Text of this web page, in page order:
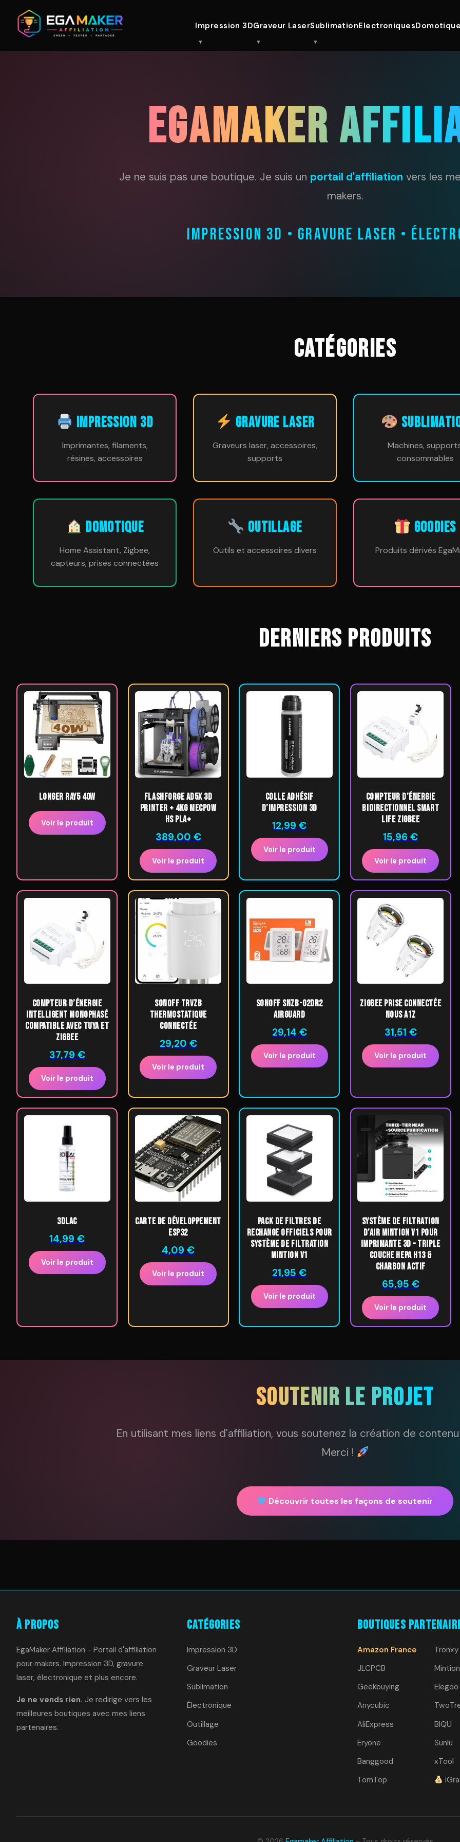
Impression 3DGraveur LaserSublimationElectroniques
EGAMAKER
Je ne suis pas une boutique. Je suis un portail d'affiliation vers les
makers.
IMPRESSION 3D • GRAVURE LASER •
CATÉGORIES
IMPRESSION 3D
Imprimantes, filaments,
résines, accessoires
GRAVURE LASER
Graveurs laser, accessoires,
supports
Machines,
consommables
DOMOTIQUE
Home Assistant, Zigbee,
capteurs, prises connectées
OUTILLAGE
Outils et accessoires divers
GOODIES
Produits dérivés
DERNIERS PRODUITS
LONGER Ray5 40W
Voir le produit
Flashforge AD5X 3D
Printer + 4kg Mecpow
HS PLA+
389,00 €
Voir le produit
Colle adhésif
d’impression 3D
12,99€
Voir le produit
Compteur d’énergie
bidirectionnel Smart
Life ZigBee
15,96€
Voir le produit
Compteur d’énergie
intelligent monophasé
compatible avec Tuya et
ZigBee
37,79 €
Voir le produit
SONOFF TRVZB
Thermostatique
Connectée
29,20 €
Voir le produit
SONOFF SNZB-02DR2
AirGuard
29,14 €
Voir le produit
ZigBee Prise Connectée
Nous A1Z
31,51 €
Voir le produit
3DLac
14,99€
Voir le produit
Carte de développement
ESP32
4,09€
Voir le produit
Pack de Filtres de
Rechange Officiels pour
Système de Filtration
Mintion V1
21,95€
Voir le produit
Système de Filtration
d’Air Mintion V1 pour
Imprimante 3D – Triple
Couche HEPA H13 &
Charbon Actif
65,95 €
Voir le produit
SOUTENIR LE PROJET
En utilisant mes liens d'affiliation, vous soutenez la création de
Merci !
Découvrir toutes les façons de soutenir
À Propos
EgaMaker Affiliation - Portail d'affiliation
pour makers. Impression 3D, gravure
laser, électronique et plus encore.
Je ne vends rien. Je redirige vers les
meilleures boutiques avec mes liens
partenaires.
Catégories
Impression 3D
Graveur Laser
Sublimation
Électronique
Outillage
Goodies
Boutiques
Amazon France
JLCPCB
Geekbuying
Anycubic
AliExpress
Eryone
Banggood
TomTop
Tronxy
Mintion
Elegoo
BIQU
Sunlu
xTool